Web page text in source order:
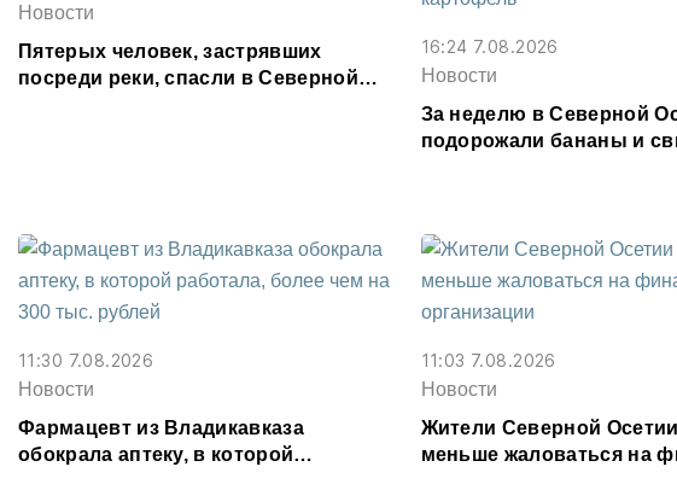
Новости
Пятерых человек, застрявших
посреди реки, спасли в Северной
16:24 7.08.2026
Новости
За неделю в Северной
подорожали бананы и
11:30 7.08.2026
Новости
Фармацевт из Владикавказа
обокрала аптеку, в которой
11:03 7.08.2026
Новости
Жители Северной
меньше жаловаться на